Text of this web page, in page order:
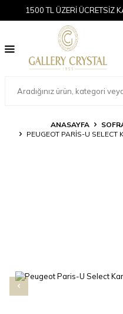
1500 TL ÜZERİ ÜCRETSİZ
ANASAYFA
PEUGEOT PARIS-U SELECT